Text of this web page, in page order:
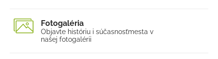
Fotogaléria
Objavte históriu i súčasnosťmesta v
našej fotogalérii